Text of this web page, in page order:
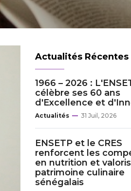
Actualités Récentes
1966 – 2026 :
célèbre ses 60 ans
d'Excellence et
Actualités 31 Juil, 2026
ENSETP et le CRES
renforcent les
en nutrition et
patrimoine culinaire
sénégalais